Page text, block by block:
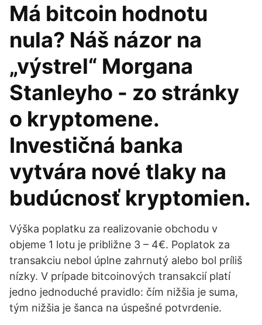
Má bitcoin hodnotu
nula? Náš názor na
„výstrel“ Morgana
Stanleyho - zo stránky
o kryptomene.
Investičná banka
vytvára nové tlaky na
budúcnosť kryptomien.
Výška poplatku za realizovanie obchodu v
objeme 1 lotu je približne 3 – 4€. Poplatok za
transakciu nebol úplne zahrnutý alebo bol príliš
nízky. V prípade bitcoinových transakcií platí
jedno jednoduché pravidlo: čím nižšia je suma,
tým nižšia je šanca na úspešné potvrdenie.